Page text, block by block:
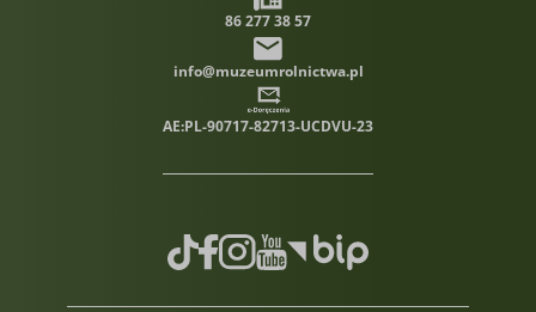
86 277 38 57
info@muzeumrolnictwa.pl
AE:PL-90717-82713-UCDVU-23
TikTokFacebook
Instagram
Youtube
Biuletyn informacji